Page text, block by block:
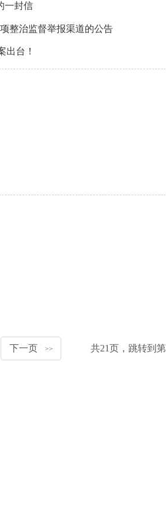
一封信
整治监督举报渠道的公告
出台！
下一页 >> 共21页，跳转到第